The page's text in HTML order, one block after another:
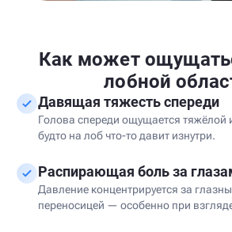
Как может
лобной
Давящая тяжесть спереди
Голова спереди ощущается тяжёлой
будто на лоб что-то давит изнутри.
Распирающая боль за
Давление концентрируется за
переносицей — особенно при